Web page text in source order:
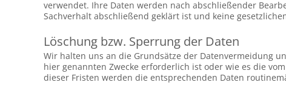
verwendet. Ihre Daten werden nach abschließender
Sachverhalt abschließend geklärt ist und keine
Löschung bzw. Sperrung der Daten
Wir halten uns an die Grundsätze der Datenvermeidung
hier genannten Zwecke erforderlich ist oder wie es die
dieser Fristen werden die entsprechenden Daten